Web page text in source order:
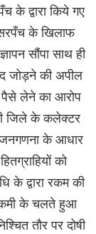
के द्वारा किये गए
के खिलाफ
सौंपा साथ ही
जोड़ने की अपील
पैसे लेने का आरोप
जिले के कलेक्टर
जनगणना के आधार
को
के द्वारा रकम की
कमी के चलते हुआ
तौर पर दोषी